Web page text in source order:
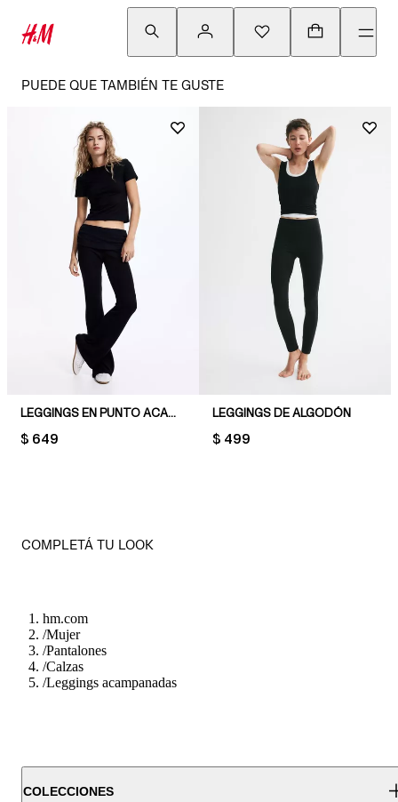
PUEDE QUE TAMBIÉN TE GUSTE
LEGGINGS EN PUNTO ACANALADO CON CINTURA PLEGABLE
PRICE:
$ 649
LEGGINGS DE ALGODÓN
PRICE:
$ 499
COMPLETÁ TU LOOK
hm.com
/Mujer
/Pantalones
/Calzas
/Leggings acampanadas
COLECCIONES